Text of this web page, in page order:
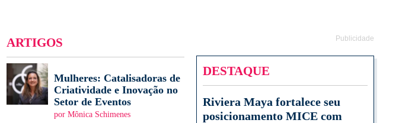
ARTIGOS
Mulheres: Catalisadoras de
Criatividade e Inovação no
Setor de Eventos
por Mônica Schimenes
Publicidade
DESTAQUE
Riviera Maya fortalece seu
posicionamento MICE com